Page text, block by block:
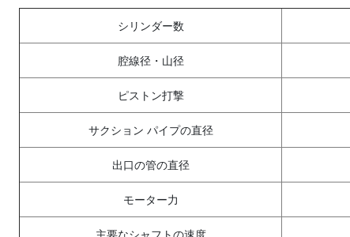
シリンダー数
腔線径・山径
ピストン打撃
サクション パイプの直径
出口の管の直径
モーター力